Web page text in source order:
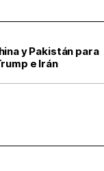
y Pakistán para
e Irán